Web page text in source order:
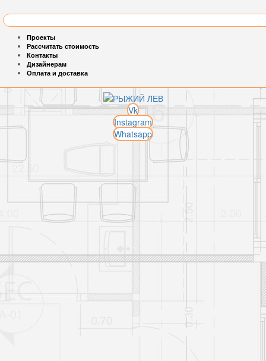
Проекты
Рассчитать стоимость
Контакты
Дизайнерам
Оплата и доставка
Vk
Instagram
Whatsapp